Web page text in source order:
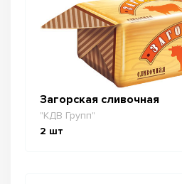
Загорская сливочная
"КДВ Групп"
2 шт